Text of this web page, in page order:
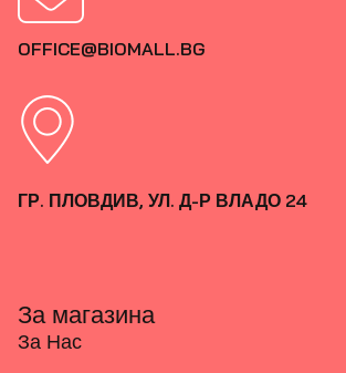
OFFICE@BIOMALL.BG
ГР. ПЛОВДИВ, УЛ. Д-Р ВЛАДО 24
За магазина
За Нас